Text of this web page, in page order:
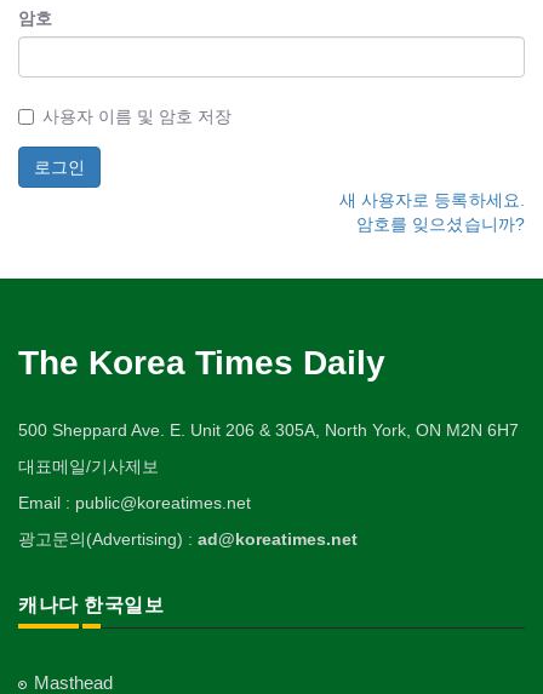
암호
사용자 이름 및 암호 저장
새 사용자로 등록하세요.
암호를 잊으셨습니까?
The Korea Times Daily
500 Sheppard Ave. E. Unit 206 & 305A, North York, ON M2N 6H7
대표메일/기사제보
Email : public@koreatimes.net
광고문의(Advertising) : ad@koreatimes.net
캐나다 한국일보
Masthead